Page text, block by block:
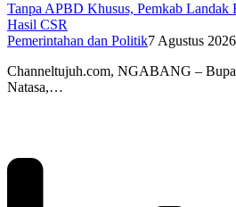
Tanpa APBD Khusus, Pemkab Landak
Hasil CSR
Pemerintahan dan Politik7 Agustus 2026
Channeltujuh.com, NGABANG –
Natasa,…